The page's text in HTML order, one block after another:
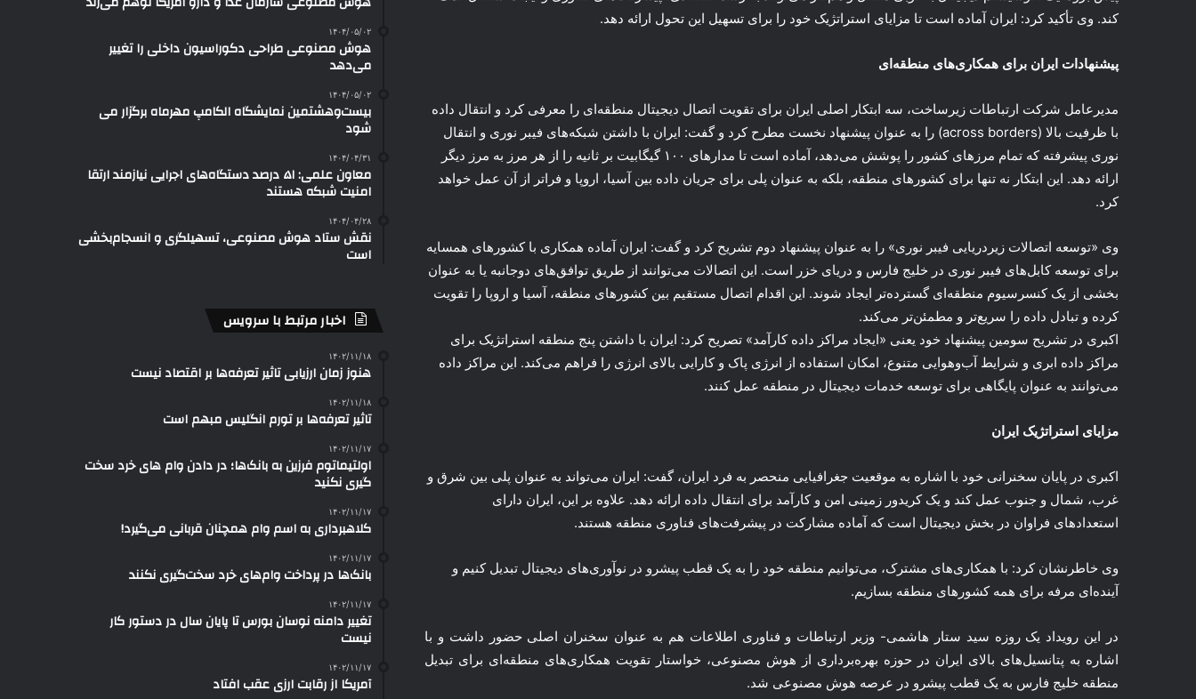
کند. وی تأکید کرد: ایران آماده است تا مزایای استراتژیک خود را برای تسهیل این تحول ارائه دهد.
پیشنهادات ایران برای همکاری‌های منطقه‌ای
مدیرعامل شرکت ارتباطات زیرساخت، سه ابتکار اصلی ایران برای تقویت اتصال دیجیتال منطقه‌ای را معرفی کرد و انتقال داده
با ظرفیت بالا (across borders) را به عنوان پیشنهاد نخست مطرح کرد و گفت: ایران با داشتن شبکه‌های فیبر نوری و انتقال
نوری پیشرفته که تمام مرزهای کشور را پوشش می‌دهد، آماده است تا مدارهای ۱۰۰ گیگابیت بر ثانیه را از هر مرز به مرز دیگر
ارائه دهد. این ابتکار نه تنها برای کشورهای منطقه، بلکه به عنوان پلی برای جریان داده بین آسیا، اروپا و فراتر از آن عمل خواهد
کرد.
وی «توسعه اتصالات زیردریایی فیبر نوری» را به عنوان پیشنهاد دوم تشریح کرد و گفت: ایران آماده همکاری با کشورهای همسایه
برای توسعه کابل‌های فیبر نوری در خلیج فارس و دریای خزر است. این اتصالات می‌توانند از طریق توافق‌های دوجانبه یا به عنوان
بخشی از یک کنسرسیوم منطقه‌ای گسترده‌تر ایجاد شوند. این اقدام اتصال مستقیم بین کشورهای منطقه، آسیا و اروپا را تقویت
کرده و تبادل داده را سریع‌تر و مطمئن‌تر می‌کند.
اکبری در تشریح سومین پیشنهاد خود یعنی «ایجاد مراکز داده کارآمد» تصریح کرد: ایران با داشتن پنج منطقه استراتژیک برای
مراکز داده ابری و شرایط آب‌وهوایی متنوع، امکان استفاده از انرژی پاک و کارایی بالای انرژی را فراهم می‌کند. این مراکز داده
می‌توانند به عنوان پایگاهی برای توسعه خدمات دیجیتال در منطقه عمل کنند.
مزایای استراتژیک ایران
اکبری در پایان سخنرانی خود با اشاره به موقعیت جغرافیایی منحصر به فرد ایران، گفت: ایران می‌تواند به عنوان پلی بین شرق و
غرب، شمال و جنوب عمل کند و یک کریدور زمینی امن و کارآمد برای انتقال داده ارائه دهد. علاوه بر این، ایران دارای
استعدادهای فراوان در بخش دیجیتال است که آماده مشارکت در پیشرفت‌های فناوری منطقه هستند.
وی خاطرنشان کرد: با همکاری‌های مشترک، می‌توانیم منطقه خود را به یک قطب پیشرو در نوآوری‌های دیجیتال تبدیل کنیم و
آینده‌ای مرفه برای همه کشورهای منطقه بسازیم.
در این رویداد یک روزه سید ستار هاشمی- وزیر ارتباطات و فناوری اطلاعات هم به عنوان سخنران اصلی حضور داشت و با
اشاره به پتانسیل‌های بالای ایران در حوزه بهره‌برداری از هوش مصنوعی، خواستار تقویت همکاری‌های منطقه‌ای برای تبدیل
منطقه خلیج فارس به یک قطب پیشرو در عرصه هوش مصنوعی شد.
۱۴۰۴/۰۵/۰۲
هوش مصنوعی طراحی دکوراسیون داخلی را تغییر
می‌دهد
۱۴۰۴/۰۵/۰۲
بیست‌وهشتمین نمایشگاه الکامپ مهرماه برگزار می
شود
۱۴۰۴/۰۴/۳۱
معاون علمی: ۵۱ درصد دستگاه‌های اجرایی نیازمند ارتقا
امنیت شبکه هستند
۱۴۰۴/۰۴/۲۸
نقش ستاد هوش مصنوعی، تسهیلگری و انسجام‌بخشی
است
اخبار مرتبط با سرویس
۱۴۰۲/۱۱/۱۸
هنوز زمان ارزیابی تاثیر تعرفه‌ها بر اقتصاد نیست
۱۴۰۲/۱۱/۱۸
تاثیر تعرفه‎‌ها بر تورم انگلیس مبهم است
۱۴۰۲/۱۱/۱۷
اولتیماتوم فرزین به بانک‌ها؛ در دادن وام های خرد سخت
گیری نکنید
۱۴۰۲/۱۱/۱۷
کلاهبرداری به اسم وام‌ همچنان قربانی می‌گیرد!
۱۴۰۲/۱۱/۱۷
بانک‌ها در پرداخت وام‌های خرد سخت‌گیری نکنند
۱۴۰۲/۱۱/۱۷
تغییر دامنه نوسان بورس تا پایان سال در دستور کار
نیست
۱۴۰۲/۱۱/۱۷
آمریکا از رقابت ارزی عقب افتاد